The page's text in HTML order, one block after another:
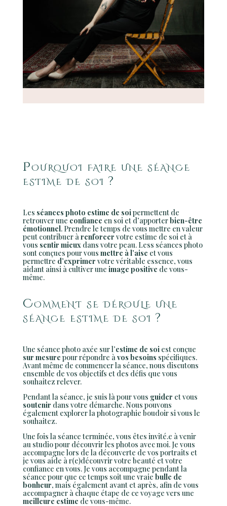
Pourquoi faire une séance
estime de soi ?
Les séances photo estime de soipermettent de
retrouver une confiance en soi et d’apporterbien-être
émotionnel. Prendre le temps de vous mettre en valeur
peut contribuer àrenforcer votre estime de soi et à
vous sentir mieuxdans votre peau. Less séances photo
sont conçues pour vous mettre à l’aise et vous
permettre d’exprimer votre véritable essence, vous
aidant ainsi à cultiver une image positive de vous-
même.
Comment se déroule une
séance estime de soi ?
Une séance photo axée sur l’estime de soiest conçue
sur mesure pour répondre àvos besoins spécifiques.
Avant même de commencer la séance, nous discutons
ensemble de vos objectifs et des défis que vous
souhaitez relever.
Pendant la séance, je suis là pour vous guider et vous
soutenir dans votre démarche. Nous pouvons
également explorer la photographie boudoir si vous le
souhaitez.
Une fois la séance terminée, vous êtes invité.e à venir
au studio pour découvrir les photos avec moi. Je vous
accompagne lors de la découverte de vos portraits et
je vous aide à r(e)découvrir votre beauté et votre
confiance en vous. Je vous accompagne pendant la
séance pour que ce temps soit une vraie bulle de
bonheur, mais également avant et après, afin de vous
accompagner à chaque étape de ce voyage vers une
meilleure estime de vous-même.